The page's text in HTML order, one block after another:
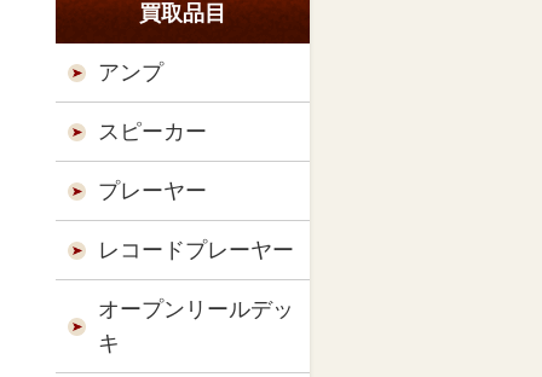
買取品目
アンプ
スピーカー
プレーヤー
レコードプレーヤー
オープンリールデッ
キ